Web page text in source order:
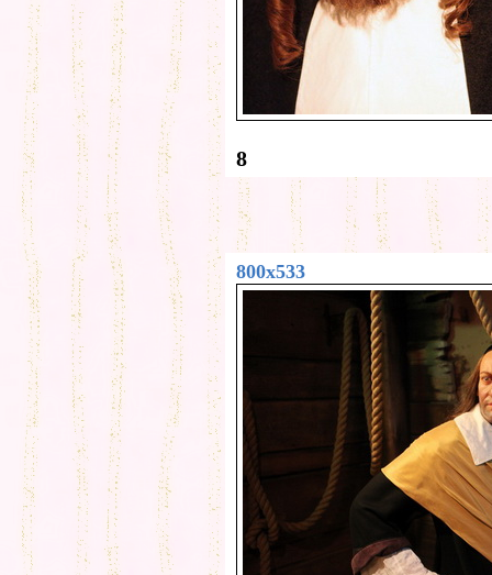
8
800x533